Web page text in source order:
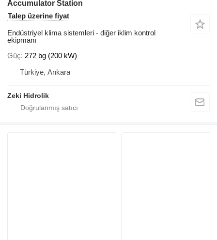
Accumulator Station
Talep üzerine fiyat
Endüstriyel klima sistemleri - diğer iklim kontrol
ekipmanı
Güç 272 bg (200 kW)
Türkiye, Ankara
Zeki Hidrolik